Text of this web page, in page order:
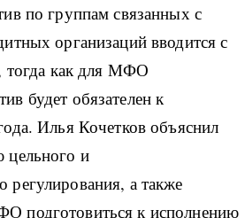
по группам связанных с
организаций вводится с
тогда как для МФО
будет обязателен к
Илья Кочетков объяснил
цельного и
регулирования, а также
подготовиться к исполнению